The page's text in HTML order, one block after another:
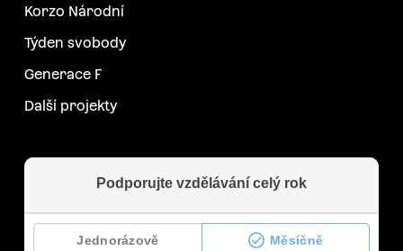
Korzo Národní
Týden svobody
Generace F
Další projekty